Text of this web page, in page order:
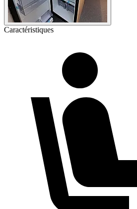
Caractéristiques